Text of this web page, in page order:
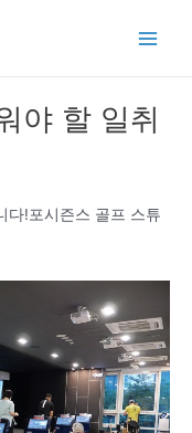
야 할 일취
다!포시즌스 골프 스튜